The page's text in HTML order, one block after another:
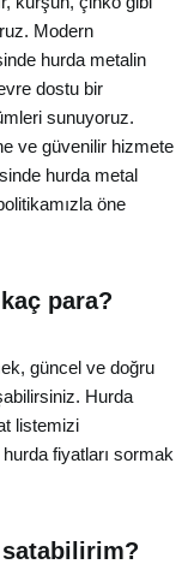
Modern
hurda metalin
dostu bir
sunuyoruz.
ve güvenilir hizmete
hurda metal
öne
para?
güncel ve doğru
Hurda
listemizi
fiyatları sormak
satabilirim?